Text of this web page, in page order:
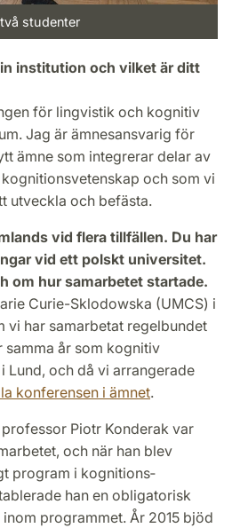
studenter
institution och vilket är ditt
för lingvistik och kognitiv
Jag är ämnesansvarig för
ämne som integrerar delar av
och som vi
utveckla och befästa.
vid flera tillfällen. Du har
vid ett polskt universitet.
om hur samarbetet startade.
Curie-Sklodowska (UMCS) i
vi har samarbetat regelbundet
samma år som kognitiv
Lund, och då vi arrangerade
konferensen i ämnet.
Piotr Konderak var
och när han blev
program i kognitions­
han en obligatorisk
programmet. År 2015 bjöd